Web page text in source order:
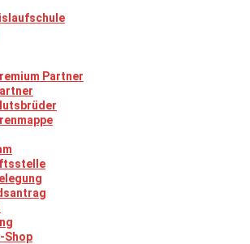
Partner
Shop